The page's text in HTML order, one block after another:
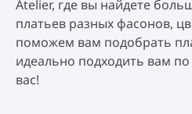
Atelier, где вы найдете
платьев разных фасонов,
поможем вам подобрать
идеально подходить вам
вас!